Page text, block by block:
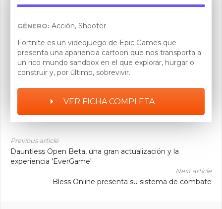
GÉNERO: Acción, Shooter
Fortnite es un videojuego de Epic Games que
presenta una apariencia cartoon que nos transporta a
un rico mundo sandbox en el que explorar, hurgar o
construir y, por último, sobrevivir.
VER FICHA COMPLETA
Previous article
Dauntless Open Beta, una gran actualización y la
experiencia 'EverGame'
Next article
Bless Online presenta su sistema de combate